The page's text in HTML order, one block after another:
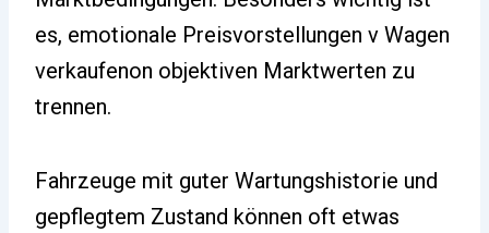
es, emotionale Preisvorstellungen v Wagen
verkaufenon objektiven Marktwerten zu
trennen.
Fahrzeuge mit guter Wartungshistorie und
gepflegtem Zustand können oft etwas